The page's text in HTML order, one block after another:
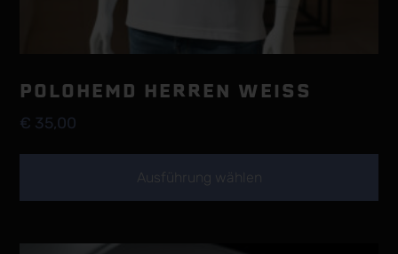
POLOHEMD HERREN WEISS
€ 35,00
Ausführung wählen